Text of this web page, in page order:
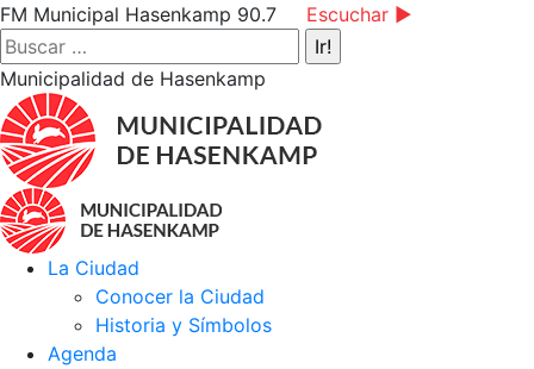
Saltar
al
contenido
Facebook
page
opens
new
window
Instagram
page
opens
new
window
YouTube
page
opens
new
window
FM Municipal Hasenkamp 90.7
Escuchar ►
Buscar:
Municipalidad de Hasenkamp
La Ciudad
Conocer la Ciudad
Historia y Símbolos
Agenda